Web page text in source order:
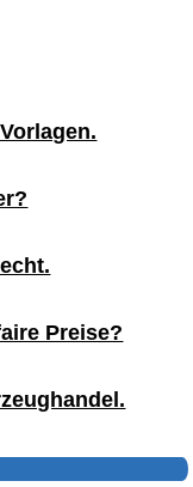
Preise?